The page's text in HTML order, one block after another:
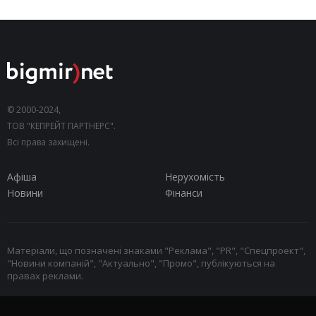
© 2000-2024,
ТОВ "КЕПРЕЙТ ПАРТНЕРС".
Всі права захищені.
Афіша
Нерухомість
Новини
Фінанси
Матеріали, що позначені знаками "Реклама", "PR", "Спецпроект",
"Новини компаній", "Актуально", "Промо", публікуються на
правах реклами.